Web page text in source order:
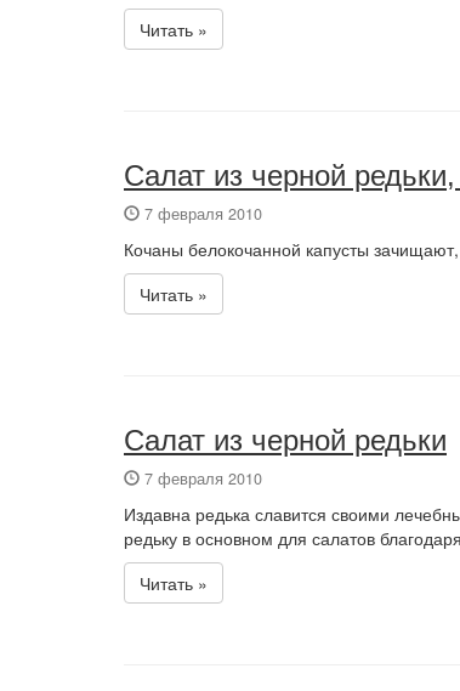
Читать »
Салат из черной
7 февраля 2010
Кочаны белокочанной капусты
Читать »
Салат из черной редьки
7 февраля 2010
Издавна редька славится своими
редьку в основном для салатов
Читать »